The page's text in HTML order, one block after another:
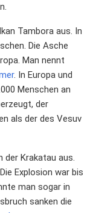
Tambora aus. In
Die Asche
Man nennt
. In Europa und
Menschen an
der
als der des Vesuv
der Krakatau aus.
Explosion war bis
man sogar in
sanken die